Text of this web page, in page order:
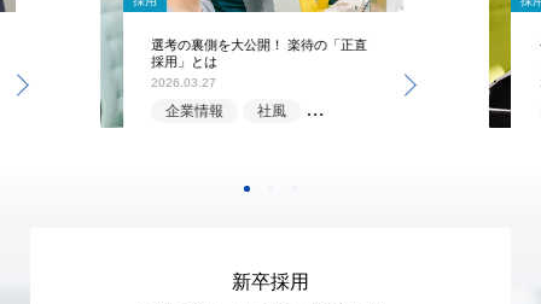
選考の裏側を大公開！ 楽待の「正直
採用」とは
2026.03.27
企業情報 社風 選考情報
新卒採用